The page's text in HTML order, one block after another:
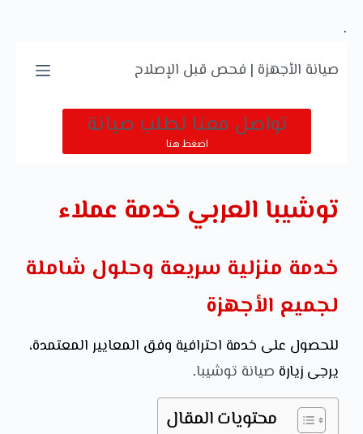
.
صيانة الأجهزة | فحص قبل الإصلاح
تواصل معنا لطلب صيانة
اضغط هنا
توشيبا العربي خدمة عملاء
خدمة منزلية سريعة وحلول شاملة
لجميع الأجهزة
للحصول على خدمة احترافية وفق المعايير المعتمدة،
يرجى زيارة صيانة توشيبا.
محتويات المقال